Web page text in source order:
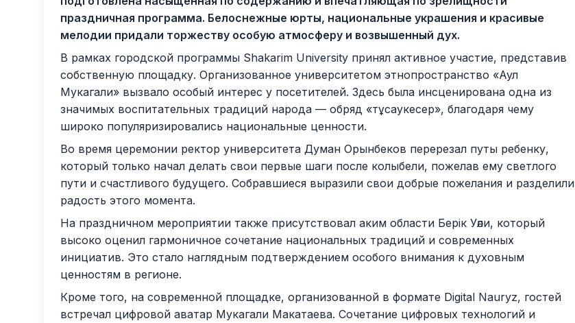
праздничная программа. Белоснежные юрты, национальные украшения и красивые
мелодии придали торжеству особую атмосферу и возвышенный дух.
В рамках городской программы Shakarim University принял активное участие, представив
собственную площадку. Организованное университетом этнопространство «Аул
Мукагали» вызвало особый интерес у посетителей. Здесь была инсценирована одна из
значимых воспитательных традиций народа — обряд «тұсаукесер», благодаря чему
широко популяризировались национальные ценности.
Во время церемонии ректор университета Думан Орынбеков перерезал путы ребенку,
который только начал делать свои первые шаги после колыбели, пожелав ему светлого
пути и счастливого будущего. Собравшиеся выразили свои добрые пожелания и разделили
радость этого момента.
На праздничном мероприятии также присутствовал аким области Берік Уәли, который
высоко оценил гармоничное сочетание национальных традиций и современных
инициатив. Это стало наглядным подтверждением особого внимания к духовным
ценностям в регионе.
Кроме того, на современной площадке, организованной в формате Digital Nauryz, гостей
встречал цифровой аватар Мукагали Макатаева. Сочетание цифровых технологий и